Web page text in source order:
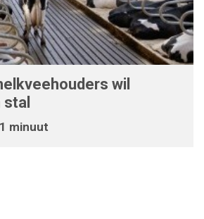
wil
1 minuut